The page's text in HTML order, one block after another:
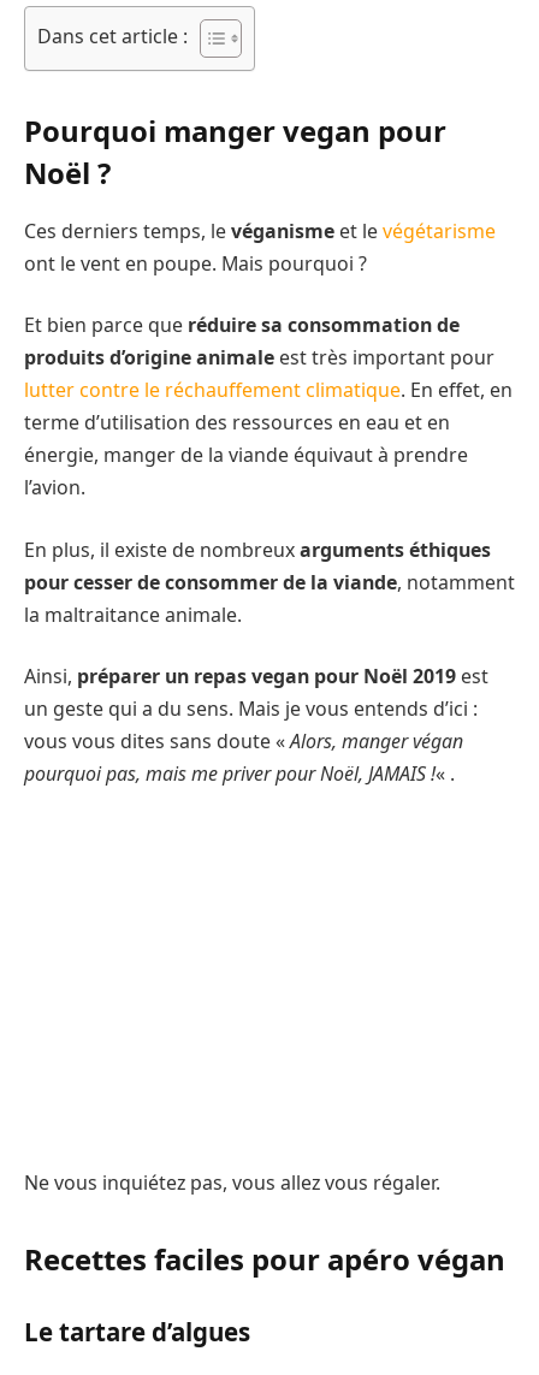
Dans cet article :
Pourquoi manger vegan pour
Noël ?
Ces derniers temps, levéganisme et levégétarisme
ont le vent en poupe. Mais pourquoi ?
Et bien parce que réduire sa consommation de
produits d’origine animale est très important pour
lutter contre le réchauffement climatique. En effet, en
terme d’utilisation des ressources en eau et en
énergie, manger de la viande équivaut à prendre
l’avion.
En plus, il existe de nombreuxarguments éthiques
pour cesser de consommer de la viande, notamment
la maltraitance animale.
Ainsi, préparer un repas vegan pour Noël 2019 est
un geste qui a du sens. Mais je vous entends d’ici :
vous vous dites sans doute «Alors, manger végan
pourquoi pas, mais me priver pour Noël, JAMAIS !« .
Ne vous inquiétez pas, vous allez vous régaler.
Recettes faciles pour apéro végan
Le tartare d’algues